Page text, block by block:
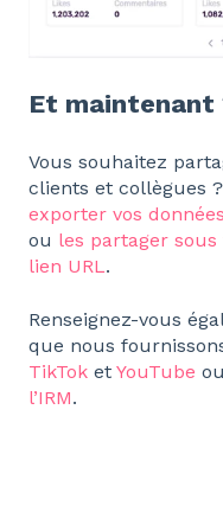
Et maintenant
Vous souhaitez
clients et collègues
exporter vos
ou les partager
lien URL.
Renseignez-vous
que nous
TikTok et YouTube
l’IRM.